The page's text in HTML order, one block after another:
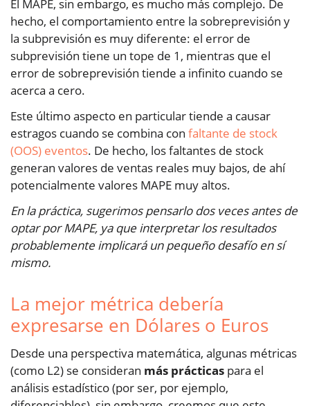
El MAPE, sin embargo, es mucho más complejo. De
hecho, el comportamiento entre la sobreprevisión y
la subprevisión es muy diferente: el error de
subprevisión tiene un tope de 1, mientras que el
error de sobreprevisión tiende a infinito cuando se
acerca a cero.
Este último aspecto en particular tiende a causar
estragos cuando se combina con faltante de stock
(OOS) eventos. De hecho, los faltantes de stock
generan valores de ventas reales muy bajos, de ahí
potencialmente valores MAPE muy altos.
En la práctica, sugerimos pensarlo dos veces antes de
optar por MAPE, ya que interpretar los resultados
probablemente implicará un pequeño desafío en sí
mismo.
La mejor métrica debería
expresarse en Dólares o Euros
Desde una perspectiva matemática, algunas métricas
(como L2) se consideran más prácticas para el
análisis estadístico (por ser, por ejemplo,